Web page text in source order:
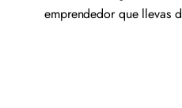
emprendedor que llevas